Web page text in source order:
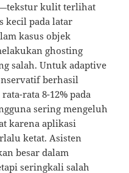
kulit terlihat
kecil pada latar
kasus objek
ghosting
salah. Untuk adaptive
berhasil
rata 8-12% pada
sering mengeluh
karena aplikasi
ketat. Asisten
besar dalam
seringkali salah